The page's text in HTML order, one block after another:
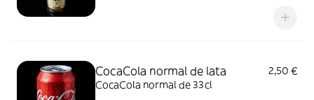
CocaCola normal de lata
2,50 €
CocaCola normal de 33cl